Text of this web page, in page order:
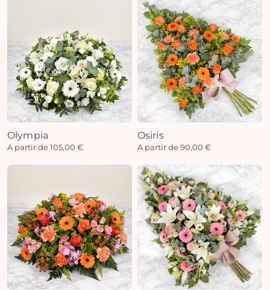
Olympia
A partir de 105,00 €
Osiris
A partir de 90,00 €